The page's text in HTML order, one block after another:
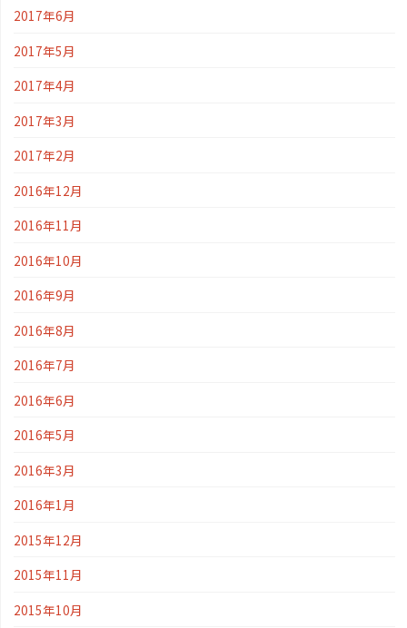
2017年6月
2017年5月
2017年4月
2017年3月
2017年2月
2016年12月
2016年11月
2016年10月
2016年9月
2016年8月
2016年7月
2016年6月
2016年5月
2016年3月
2016年1月
2015年12月
2015年11月
2015年10月